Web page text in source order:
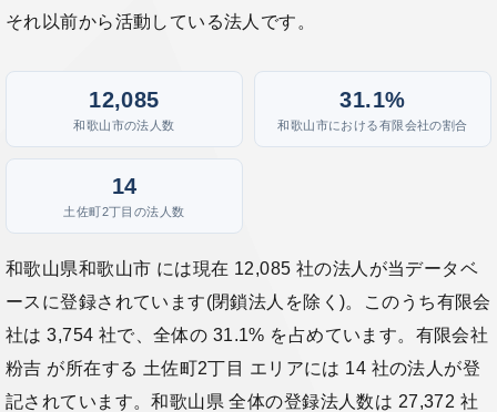
それ以前から活動している法人です。
12,085
和歌山市の法人数
31.1%
和歌山市における有限会社の割合
14
土佐町2丁目の法人数
和歌山県和歌山市 には現在 12,085 社の法人が当データベ
ースに登録されています(閉鎖法人を除く)。このうち有限会
社は 3,754 社で、全体の 31.1% を占めています。有限会社
粉吉 が所在する 土佐町2丁目 エリアには 14 社の法人が登
記されています。和歌山県 全体の登録法人数は 27,372 社